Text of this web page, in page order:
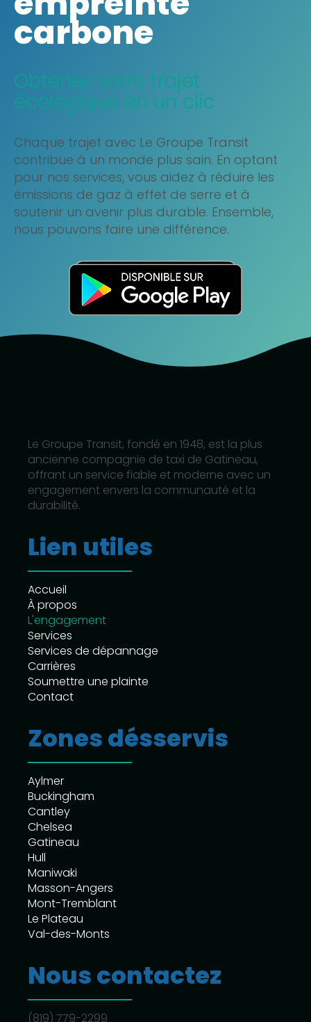
carbone
Chaque trajet avec Le Groupe Transit
contribue à un monde plus sain. En optant
pour nos services, vous aidez à réduire les
émissions de gaz à effet de serre et à
soutenir un avenir plus durable. Ensemble,
nous pouvons faire une différence.
Obtenez votre trajet
écologique en un clic
Le Groupe Transit, fondé en 1948, est la plus
ancienne compagnie de taxi de Gatineau,
offrant un service fiable et moderne avec un
engagement envers la communauté et la
durabilité.
Lien utiles
Accueil
À propos
L'engagement
Services
Services de dépannage
Carrières
Soumettre une plainte
Contact
Zones désservis
Aylmer
Buckingham
Cantley
Chelsea
Gatineau
Hull
Maniwaki
Masson-Angers
Mont-Tremblant
Le Plateau
Val-des-Monts
Nous contactez
(819) 779-2299